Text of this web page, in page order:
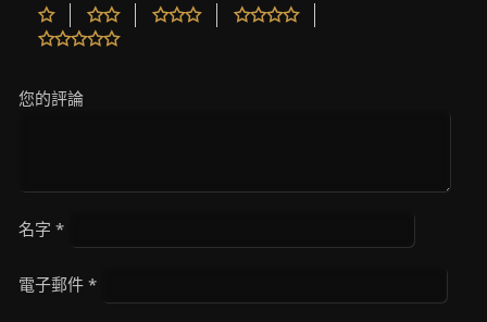
您的評論
名字 *
電子郵件 *